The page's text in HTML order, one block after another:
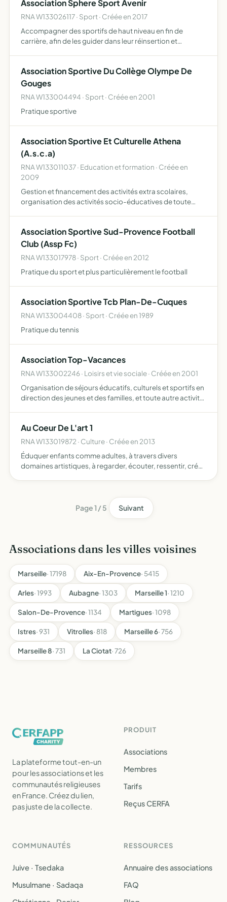
Association Sphere Sport Avenir
RNA W133026117 · Sport · Créée en 2017
Accompagner des sportifs de haut niveau en fin de
carrière, afin de les guider dans leur réinsertion et
Association Sportive Du Collège Olympe De
Gouges
RNA W133004494 · Sport · Créée en 2001
Pratique sportive
Association Sportive Et Culturelle Athena
(A.s.c.a)
RNA W133011037 · Education et formation · Créée en
2009
Gestion et financement des activités extra scolaires,
organisation des activités socio-éducatives de toute
Association Sportive Sud-Provence Football
Club (Assp Fc)
RNA W133017978 · Sport · Créée en 2012
Pratique du sport et plus particulièrement le football
Association Sportive Tcb Plan-De-Cuques
RNA W133004408 · Sport · Créée en 1989
Pratique du tennis
Association Top-Vacances
RNA W133002246 · Loisirs et vie sociale · Créée en 2001
Organisation de séjours éducatifs, culturels et sportifs en
direction des jeunes et des familles, et toute autre activité
Au Coeur De L'art 1
RNA W133019872 · Culture · Créée en 2013
Éduquer enfants comme adultes, à travers divers
domaines artistiques, à regarder, écouter, ressentir, créer
Page 1 / 5 Suivant
Associations dans les villes voisines
Marseille· 17198 Aix-En-Provence· 5415
Arles· 1993 Aubagne· 1303 Marseille 1· 1210
Salon-De-Provence· 1134 Martigues· 1098
Istres· 931 Vitrolles· 818 Marseille 6· 756
Marseille 8· 731 La Ciotat· 726
La plateforme tout-en-un
pour les associations et les
communautés religieuses
en France. Créez du lien,
pas juste de la collecte.
PRODUIT
Associations
Membres
Tarifs
Reçus CERFA
COMMUNAUTÉS
Juive · Tsedaka
Musulmane · Sadaqa
RESSOURCES
Annuaire des associations
FAQ